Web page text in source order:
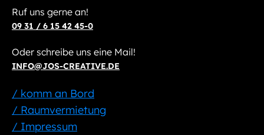
Ruf uns gerne an!
09 31 / 6 15 42 45-0
Oder schreibe uns eine Mail!
INFO@JOS-CREATIVE.DE
/ komm an Bord
/ Raumvermietung
/ Impressum